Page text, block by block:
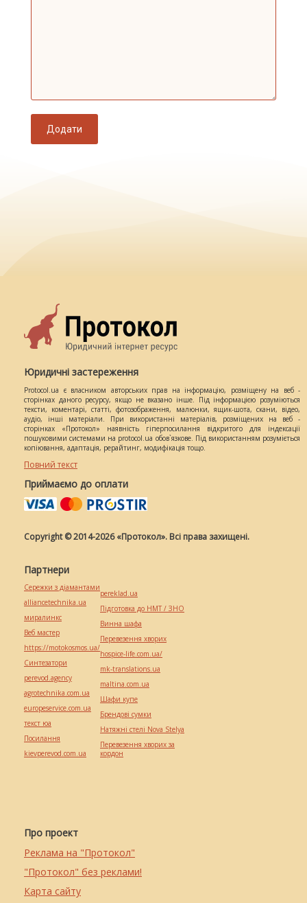
Додати
Юридичні застереження
Protocol.ua є власником авторських прав на інформацію, розміщену на веб -
сторінках даного ресурсу, якщо не вказано інше. Під інформацією розуміються
тексти, коментарі, статті, фотозображення, малюнки, ящик-шота, скани, відео,
аудіо, інші матеріали. При використанні матеріалів, розміщених на веб -
сторінках «Протокол» наявність гіперпосилання відкритого для індексації
пошуковими системами на protocol.ua обов`язкове. Під використанням розуміється
копіювання, адаптація, рерайтинг, модифікація тощо.
Повний текст
Приймаємо до оплати
Copyright © 2014-2026 «Протокол». Всі права захищені.
Про проект
Реклама на "Протокол"
"Протокол" без реклами!
Карта сайту
Партнери
Сережки з діамантами
alliancetechnika.ua
миралинкс
Веб мастер
https://motokosmos.ua/
Синтезатори
perevod.agency
agrotechnika.com.ua
europeservice.com.ua
текст юа
Посилання
kievperevod.com.ua
pereklad.ua
Підготовка до НМТ / ЗНО
Винна шафа
Перевезення хворих
hospice-life.com.ua/
mk-translations.ua
maltina.com.ua
Шафи купе
Брендові сумки
Натяжні стелі Nova Stelya
Перевезення хворих за
кордон